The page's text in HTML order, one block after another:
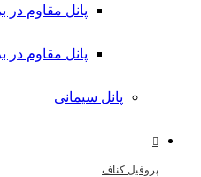
پانل مقاوم در
پانل مقاوم در
پانل سیمانی
پروفیل کناف